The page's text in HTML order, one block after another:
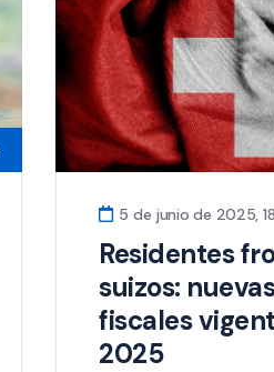
5 de junio de 2025,
Residentes
suizos:
fiscales
2025